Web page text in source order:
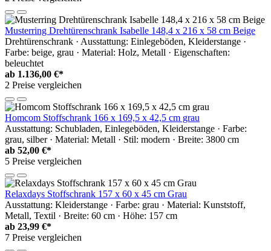
Musterring Drehtürenschrank Isabelle 148,4 x 216 x 58 cm Beige
Drehtürenschrank · Ausstattung: Einlegeböden, Kleiderstange ·
Farbe: beige, grau · Material: Holz, Metall · Eigenschaften:
beleuchtet
ab 1.136,00 €*
2 Preise vergleichen
Homcom Stoffschrank 166 x 169,5 x 42,5 cm grau
Ausstattung: Schubladen, Einlegeböden, Kleiderstange · Farbe:
grau, silber · Material: Metall · Stil: modern · Breite: 3800 cm
ab 52,00 €*
5 Preise vergleichen
Relaxdays Stoffschrank 157 x 60 x 45 cm Grau
Ausstattung: Kleiderstange · Farbe: grau · Material: Kunststoff,
Metall, Textil · Breite: 60 cm · Höhe: 157 cm
ab 23,99 €*
7 Preise vergleichen